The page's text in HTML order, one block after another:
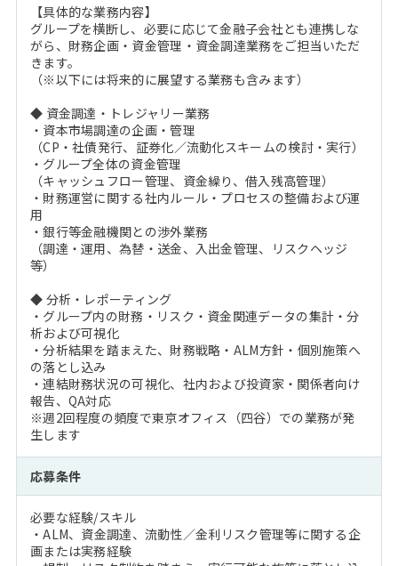
【具体的な業務内容】
グループを横断し、必要に応じて金融子会社とも連携しな
がら、財務企画・資金管理・資金調達業務をご担当いただ
きます。
（※以下には将来的に展望する業務も含みます）
◆ 資金調達・トレジャリー業務
・資本市場調達の企画・管理
（CP・社債発行、証券化／流動化スキームの検討・実行）
・グループ全体の資金管理
（キャッシュフロー管理、資金繰り、借入残高管理）
・財務運営に関する社内ルール・プロセスの整備および運
用
・銀行等金融機関との渉外業務
（調達・運用、為替・送金、入出金管理、リスクヘッジ
等）
◆ 分析・レポーティング
・グループ内の財務・リスク・資金関連データの集計・分
析および可視化
・分析結果を踏まえた、財務戦略・ALM方針・個別施策へ
の落とし込み
・連結財務状況の可視化、社内および投資家・関係者向け
報告、QA対応
※週2回程度の頻度で東京オフィス（四谷）での業務が発
生します
応募条件
必要な経験/スキル
・ALM、資金調達、流動性／金利リスク管理等に関する企
画または実務経験